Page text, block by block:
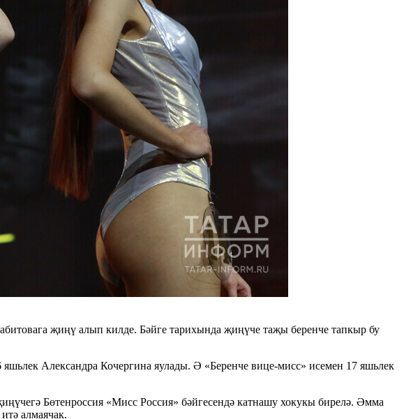
җиңү алып килде. Бәйге тарихында җиңүче таҗы беренче тапкыр бу
Александра Кочергина яулады. Ә «Беренче вице-мисс» исемен 17 яшьлек
Бөтенроссия «Мисс Россия» бәйгесендә катнашу хокукы бирелә. Әмма
алмаячак.